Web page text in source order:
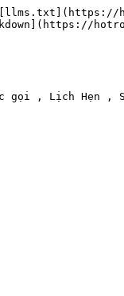
gọi , Lịch Hẹn ,